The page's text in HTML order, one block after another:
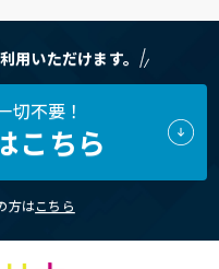
用いただけます。
切不要！
こちら
方はこちら